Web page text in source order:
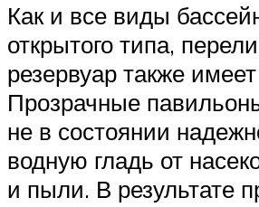
Как и все виды
открытого типа,
резервуар также
Прозрачные
не в состоянии
водную гладь от
и пыли. В результате